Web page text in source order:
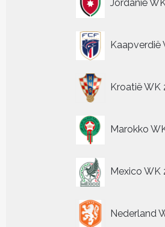
Jordanië
Kaapverdië
Kroatië WK
Marokko
Mexico WK
Nederland